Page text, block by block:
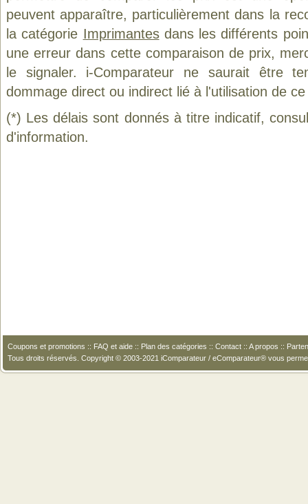
peuvent apparaître, particulièrement dans la
la catégorie Imprimantesdans les différents
une erreur dans cette comparaison de prix,
le signaler. i-Comparateur ne saurait être
dommage direct ou indirect lié à l'utilisation de
(*) Les délais sont donnés à titre indicatif,
d'information.
Coupons et promotions :: FAQ et aide :: Plan des catégories :: Contact :: A propos ::
Tous droits réservés. Copyright © 2003-2021 iComparateur / eComparateur® vous